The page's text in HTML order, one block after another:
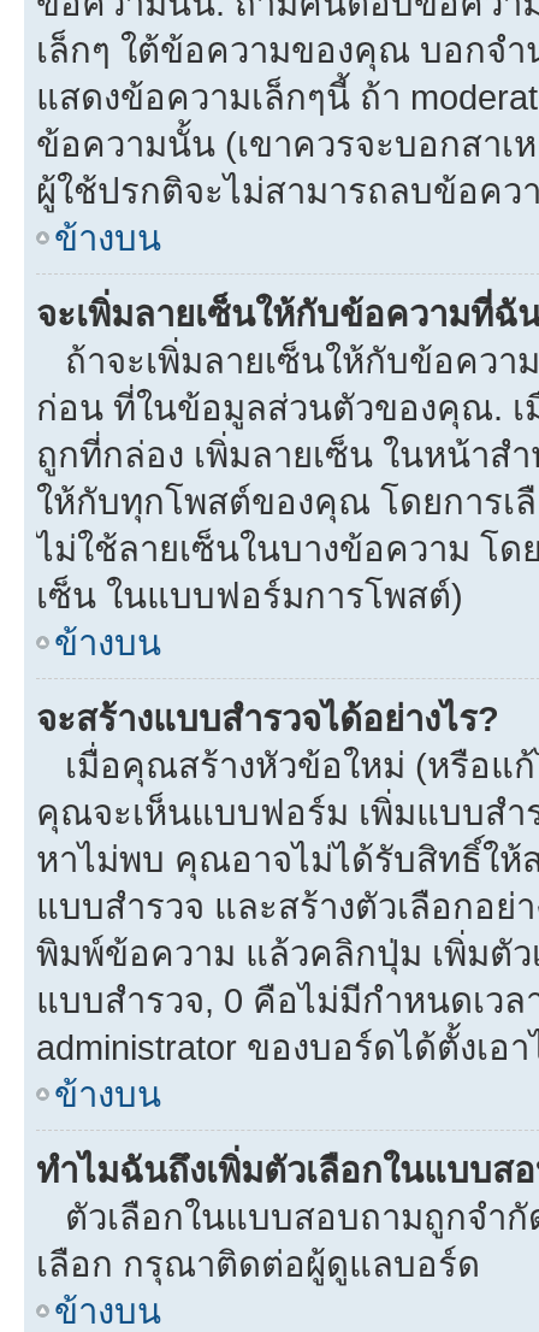
เล็กๆ ใต้ข้อความของคุณ บอกจ
แสดงข้อความเล็กๆนี้ ถ้า
ข้อความนั้น (เขาควรจะบอกสา
ผู้ใช้ปรกติจะไม่สามารถลบข้อค
ข้างบน
จะเพิ่มลายเซ็นให้กับข้อความที่ฉั
ถ้าจะเพิ่มลายเซ็นให้กับข้อคว
ก่อน ที่ในข้อมูลส่วนตัวของคุณ.
ถูกที่กล่อง เพิ่มลายเซ็น ในหน้าส
ให้กับทุกโพสต์ของคุณ โดยการ
ไม่ใช้ลายเซ็นในบางข้อความ โด
เซ็น ในแบบฟอร์มการโพสต์)
ข้างบน
จะสร้างแบบสำรวจได้อย่างไร?
เมื่อคุณสร้างหัวข้อใหม่ (หรือแ
คุณจะเห็นแบบฟอร์ม เพิ่มแบบส
หาไม่พบ คุณอาจไม่ได้รับสิทธิ์ให้
แบบสำรวจ และสร้างตัวเลือกอย่
พิมพ์ข้อความ แล้วคลิกปุ่ม เพิ่มตั
แบบสำรวจ, 0 คือไม่มีกำหนดเว
administrator ของบอร์ดได้ตั้งเอา
ข้างบน
ทำไมฉันถึงเพิ่มตัวเลือกในแบบส
ตัวเลือกในแบบสอบถามถูกจำ
เลือก กรุณาติดต่อผู้ดูแลบอร์ด
ข้างบน